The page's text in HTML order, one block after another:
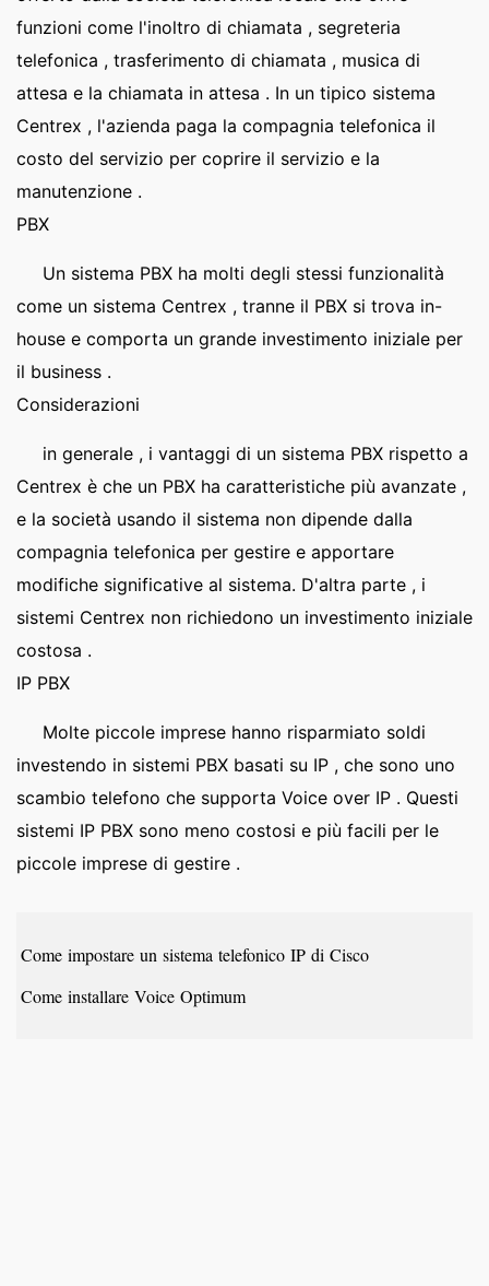
funzioni come l'inoltro di chiamata , segreteria
telefonica , trasferimento di chiamata , musica di
attesa e la chiamata in attesa . In un tipico sistema
Centrex , l'azienda paga la compagnia telefonica il
costo del servizio per coprire il servizio e la
manutenzione .
PBX
Un sistema PBX ha molti degli stessi funzionalità
come un sistema Centrex , tranne il PBX si trova in-
house e comporta un grande investimento iniziale per
il business .
Considerazioni
in generale , i vantaggi di un sistema PBX rispetto a
Centrex è che un PBX ha caratteristiche più avanzate ,
e la società usando il sistema non dipende dalla
compagnia telefonica per gestire e apportare
modifiche significative al sistema. D'altra parte , i
sistemi Centrex non richiedono un investimento iniziale
costosa .
IP PBX
Molte piccole imprese hanno risparmiato soldi
investendo in sistemi PBX basati su IP , che sono uno
scambio telefono che supporta Voice over IP . Questi
sistemi IP PBX sono meno costosi e più facili per le
piccole imprese di gestire .
Come impostare un sistema telefonico IP di Cisco
Come installare Voice Optimum